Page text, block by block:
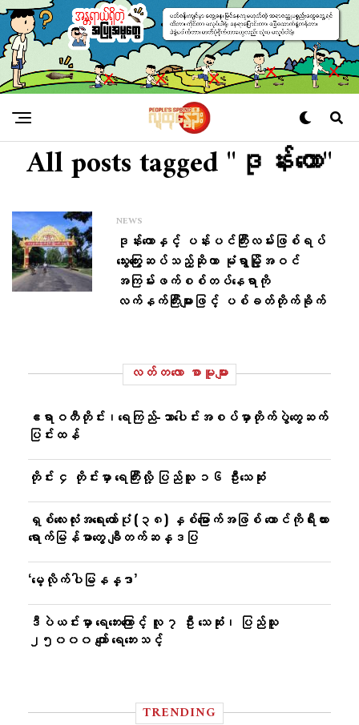
All posts tagged "ဒုန်းတော"
NEWS
ဒုန်းတောနှင့် ပန်းပင်ကြီးလမ်းဖြစ်ရပ်
သွေးကြွေးဆပ်သည့်ဆိုကာ မုံရွာမြို့အဝင်
အကြမ်းဖက်စစ်တပ်နေရာကို
လက်နက်ကြီးများဖြင့် ပစ်ခတ်တိုက်ခိုက်
လတ်တ‌လော စာမူများ
ဧရာဝတီတိုင်း၊ရေကြည်-သာ​ပေါင်းအစပ်မှာတိုက်ပွဲတွေဆက်
ပြင်းထန်
တိုင်း ၄ တိုင်းမှာ ရေကြီးလို့ ပြည်သူ ၁၆ ဦးသေဆုံး
ရှစ်လေးလုံးအရေးတော်ပုံ (၃၈) နှစ်မြောက်အဖြစ် တောင်ကိုရီးယား
ရောက်မြန်မာတွေ ချီတက်ဆန္ဒပြ
‘မေ့လိုက်ပါမြနန္ဒာ’
ဒီပဲယင်းမှာ ရေဘေးကြောင့် လူ ၇ ဦး သေဆုံး၊ ပြည်သူ
၂၅၀၀၀ ကျော် ရေဘေးသင့်
TRENDING